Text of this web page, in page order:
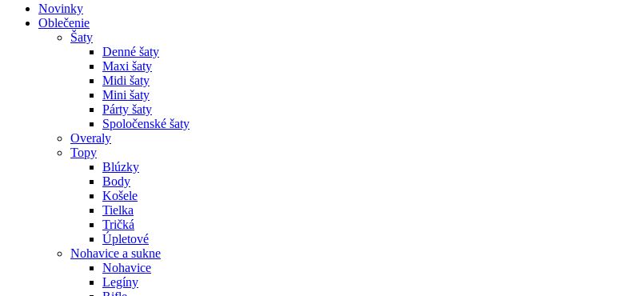
Novinky
Oblečenie
Šaty
Denné šaty
Maxi šaty
Midi šaty
Mini šaty
Párty šaty
Spoločenské šaty
Overaly
Topy
Blúzky
Body
Košele
Tielka
Tričká
Úpletové
Nohavice a sukne
Nohavice
Legíny